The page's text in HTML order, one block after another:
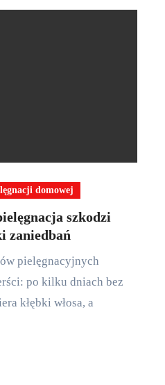
domowej
szkodzi
zaniedbań
po kilku dniach bez
kłębki włosa, a